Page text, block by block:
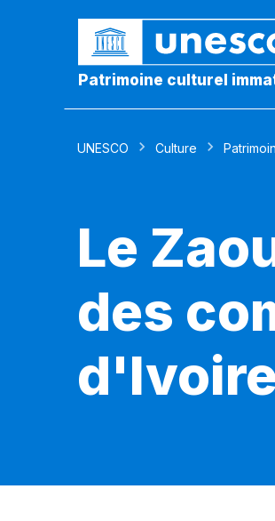
Patrimoine culturel
UNESCO Culture
Le
des
d'Ivoire